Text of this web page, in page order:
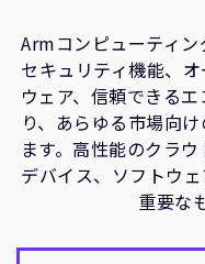
Armコンピューティ
セキュリティ機能、
ウェア、信頼できる
り、あらゆる市場向
ます。高性能のクラ
デバイス、ソフトウ
重要な